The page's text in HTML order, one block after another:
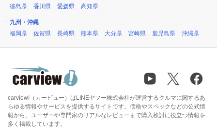
徳島県
香川県 愛媛県 高知県
九州・沖縄
福岡県
佐賀県 長崎県 熊本県 大分県 宮崎県 鹿児島県 沖縄県
carview!（カービュー）はLINEヤフー株式会社が運営するクルマに関するあ
らゆる情報やサービスを提供するサイトです。価格やスペックなどの公式情
報から、ユーザーや専門家のリアルなレビューまで購入検討に役立つ情報を
多く掲載しています。